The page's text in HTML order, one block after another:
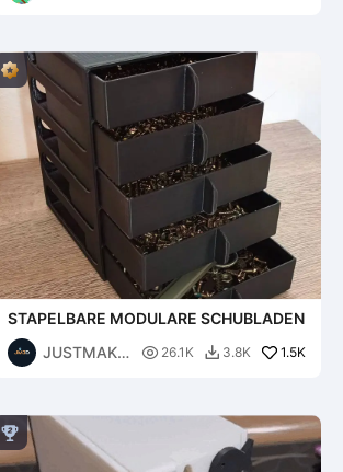
STAPELBARE MODULARE SCHUBLADEN
JUSTMAKE
 26.1K  3.8K 1.5K
